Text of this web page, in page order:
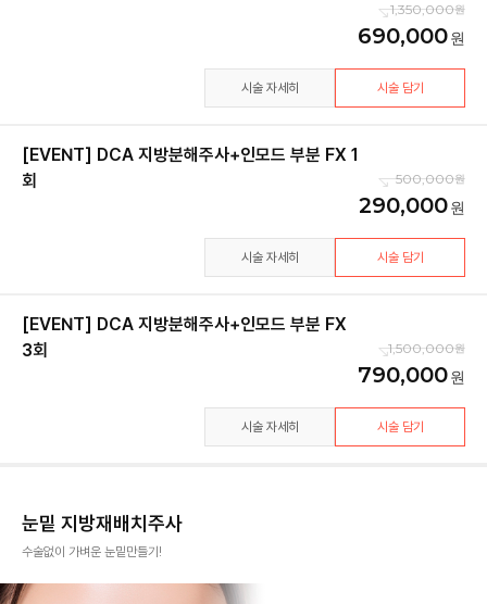
1,350,000
690,000
시술 자세히 시술 담기
[EVENT] DCA 지방분해주사+인모드 부분 FX 1
회
500,000
290,000
시술 자세히 시술 담기
[EVENT] DCA 지방분해주사+인모드 부분 FX
3회
1,500,000
790,000
시술 자세히 시술 담기
눈밑 지방재배치주사
수술없이 가벼운 눈밑만들기!